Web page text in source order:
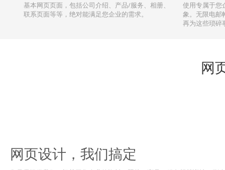
基本网页页面，包括公司介绍、产品/服务、相册、
联系页面等等，绝对能满足您企业的需求。
使用专属于您
象。无限电邮
再为这些琐碎
网
网页设计，我们搞定